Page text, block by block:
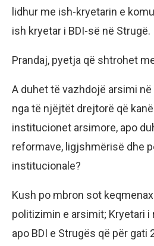
lidhur me ish-kryetarin e
ish kryetar i BDI-së në Strugë.
Prandaj, pyetja që shtrohet
A duhet të vazhdojë arsimi
nga të njëjtët drejtorë që
institucionet arsimore, apo
reformave, ligjshmërisë dhe
institucionale?
Kush po mbron sot
politizimin e arsimit; Kryetari i
apo BDI e Strugës që për gati